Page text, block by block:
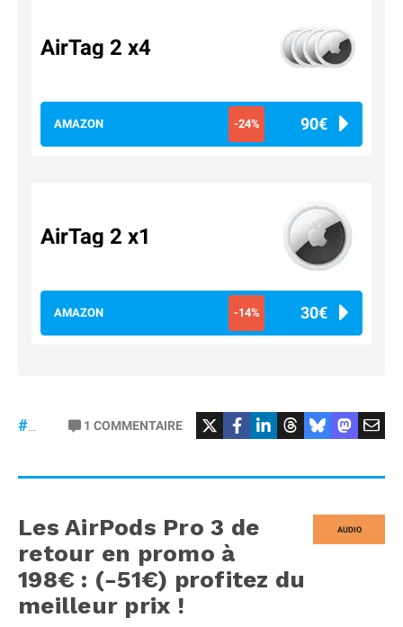
AirTag 2 x4
AMAZON -24% 90€
AirTag 2 x1
AMAZON -14% 30€
#Google#pixeltag
1 COMMENTAIRE
AUDIO
Les AirPods Pro 3 de
retour en promo à
198€ : (-51€) profitez du
meilleur prix !